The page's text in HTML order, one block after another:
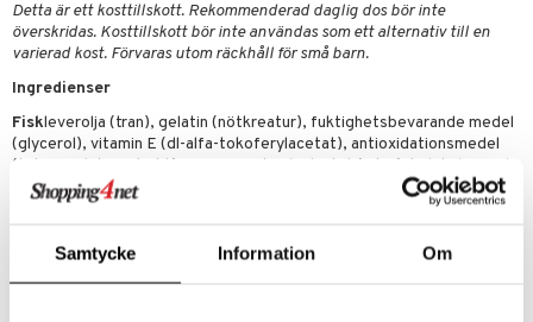
Samtycke Information Om
Detta är ett kosttillskott. Rekommenderad daglig dos bör inte
överskridas. Kosttillskott bör inte användas som ett alternativ till en
varierad kost. Förvaras utom räckhåll för små barn.
Ingredienser
Fiskleverolja (tran), gelatin (nötkreatur), fuktighetsbevarande medel
(glycerol), vitamin E (dl-alfa-tokoferylacetat), antioxidationsmedel
(tokoferolrika extrakt), aromer, retinylpalmitat (vit A), kolekalciferol
(vit D).
600 mg torsklever-olja
1 200 mg**
- varav Omega-3 fettsyror
utan sol